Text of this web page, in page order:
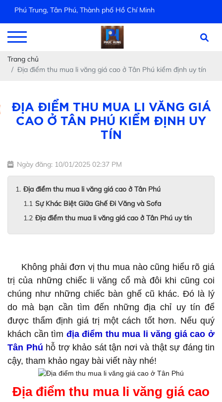
Trung, Tân Phú, Thành phố Hồ Chí Minh
Trang chủ
Địa điểm thu mua li văng giá cao ở Tân Phú kiểm định uy tín
ĐỊA ĐIỂM THU MUA LI VĂNG GIÁ
CAO Ở TÂN PHÚ KIỂM ĐỊNH UY
TÍN
Ngày đăng: 10/01/2025 02:37 PM
Địa điểm thu mua li văng giá cao ở Tân Phú
Sự Khác Biệt Giữa Ghế Đi Văng và Sofa
Địa điểm thu mua li văng giá cao ở Tân Phú uy tín
Không phải đơn vị thu mua nào cũng hiểu rõ giá
trị của những chiếc li văng cổ mà đôi khi cũng coi
chúng như những chiếc bàn ghế cũ khác. Đó là lý
do mà bạn cần tìm đến những địa chỉ uy tín để
được thẩm định giá trị một cách tốt hơn. Nếu quý
khách cần tìm địa điểm thu mua li văng giá cao ở
Tân Phú hỗ trợ khảo sát tận nơi và thật sự đáng tin
cậy, tham khảo ngay bài viết này nhé!
Địa điểm thu mua li văng giá cao